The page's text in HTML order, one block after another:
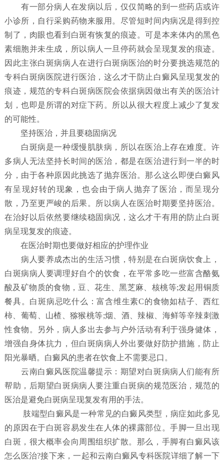
有一部分病人在发病以后，仅仅简略的到一些药店或许
小诊所，自行采购药物来服用。尽管短时间内病况是得到控
制了，肉眼也看到白斑有恢复的痕迹。可是本来体内的黑色
素细胞并未生成，所以病人一旦停药就会呈现复发的痕迹。
因此主张白斑病病人在进行白斑病医治的时分要挑选规范的
专科白斑病医院进行医治，这么才干防止白癜风呈现复发的
痕迹，规范的专科白斑病医院会依据病因做出有关的医治计
划，也即是所谓的对症下药。所以从很大程度上减少了复发
的可能性。
坚持医治，并且要稳固病况
白斑病是一种缓慢肌肤病，所以在医治上存在难度。许
多病人无法坚持长时间的医治，都是在医治进行到一半的时
分，由于各种原因此挑选了抛弃医治。那么这么即便白癜风
有呈现好转的现象，也会由于病人抛弃了医治，而呈现分
散，乃至更严峻的后果。所以病人在医治时期要坚持医治。
在治好以后依然要继续稳固病况，这么才干有用的防止白斑
病呈现复发的痕迹。
在医治时期也要做好相应的护理作业
病人要养成杰出的生活习惯，特别是在白斑病饮食上，
白斑病病人要调理好自个的饮食，在平常多吃一些富含酪氨
酸及矿物质的食物，豆、花生、黑芝麻、核桃等;发起用铜质
餐具。白斑病忌吃什么：富含维生素C的食物如桔子、西红
柿、葡萄、山楂、猕猴桃等;烟、酒、辣椒、海鲜等辛辣刺激
性食物。另外，病人多出去参与户外活动有利于强身健体，
增强自身体抗力，但白斑病病人外出要做好防护措施，防止
阳光暴晒。白癜风的患者在饮食上不需要忌口。
云南白癜风医院温馨提示：期望对白斑病病人们能有所
帮助，后期望白斑病病人要注重白斑病的规范医治，规范的
医治是避免白斑病呈现复发有用的手法。
肢端型白癜风是一种常见的白癜风类型，病症如此多见
的原因在于白斑容易发生在人体的裸露部位。手脚一旦出现
白斑，很大概率会向周围组织扩散。那么，手脚有白癜风该
怎么医治?接下来，一起和云南白癜风专科医院详细了解一下